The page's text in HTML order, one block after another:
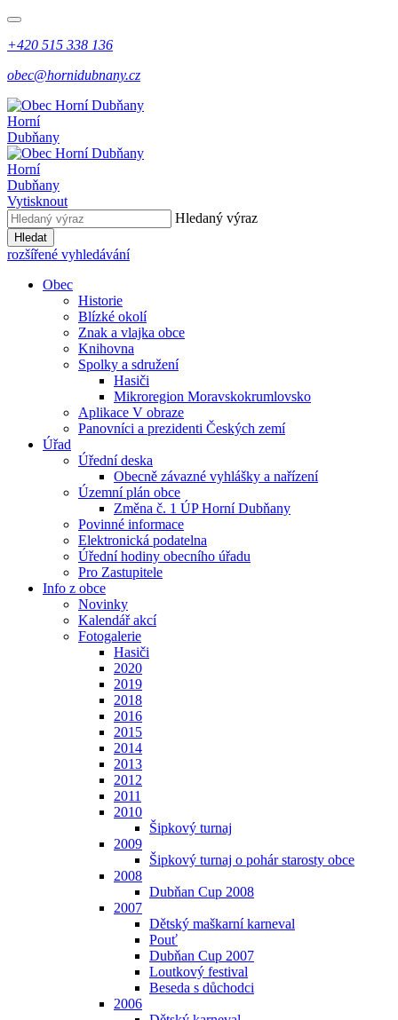
+420 515 338 136
obec@hornidubnany.cz
Horní
Dubňany
Horní
Dubňany
Vytisknout
Hledaný výraz
Hledat
rozšířené vyhledávání
Obec
Historie
Blízké okolí
Znak a vlajka obce
Knihovna
Spolky a sdružení
Hasiči
Mikroregion Moravskokrumlovsko
Aplikace V obraze
Panovníci a prezidenti Českých zemí
Úřad
Úřední deska
Obecně závazné vyhlášky a nařízení
Územní plán obce
Změna č. 1 ÚP Horní Dubňany
Povinné informace
Elektronická podatelna
Úřední hodiny obecního úřadu
Pro Zastupitele
Info z obce
Novinky
Kalendář akcí
Fotogalerie
Hasiči
2020
2019
2018
2016
2015
2014
2013
2012
2011
2010
Šipkový turnaj
2009
Šipkový turnaj o pohár starosty obce
2008
Dubňan Cup 2008
2007
Dětský maškarní karneval
Pouť
Dubňan Cup 2007
Loutkový festival
Beseda s důchodci
2006